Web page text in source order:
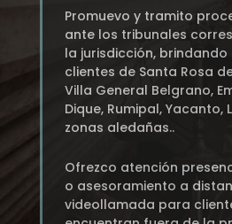
Promuevo y tramito
ante los tribunales
la jurisdicción,
clientes de Santa Rosa
Villa General Belgrano,
Dique, Rumipal, Yacanto,
zonas aledañas..
Ofrezco atención
o asesoramiento a
videollamada para